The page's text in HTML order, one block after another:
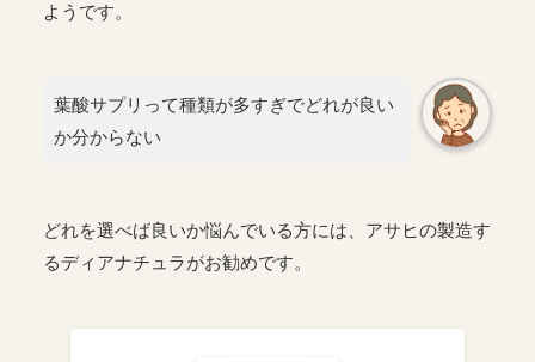
ようです。
葉酸サプリって種類が多すぎでどれが良い
か分からない
どれを選べば良いか悩んでいる方には、アサヒの製造す
るディアナチュラがお勧めです。